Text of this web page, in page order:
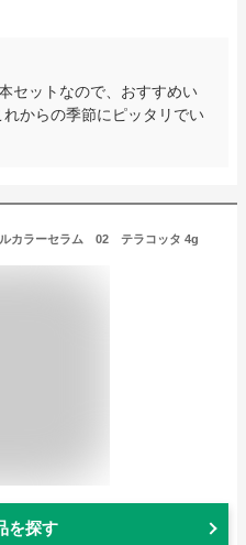
セットなので、おすすめい
からの季節にピッタリでい
カラーセラム 02 テラコッタ 4g
を探す